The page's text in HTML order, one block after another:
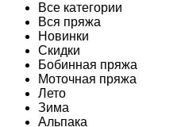
Все категории
Вся пряжа
Новинки
Скидки
Бобинная пряжа
Моточная пряжа
Лето
Зима
Альпака